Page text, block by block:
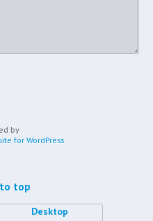
by
for WordPress
top
Desktop